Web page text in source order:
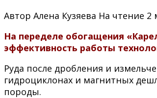
Автор Алена Кузяева На чтение 2
На переделе обогащения
эффективность работы
Руда после дробления и
гидроциклонах и магнитных
породы.